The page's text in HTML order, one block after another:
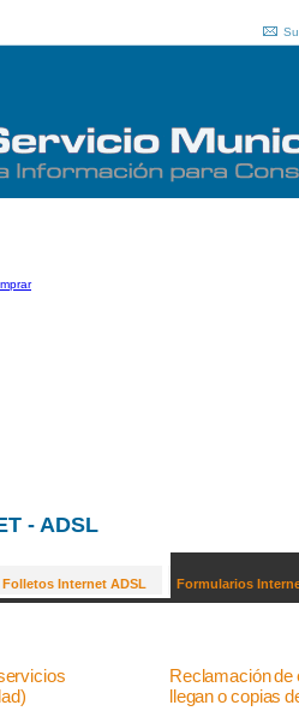
- ADSL
Folletos Internet ADSL Formularios
Reclamación de
llegan o copias